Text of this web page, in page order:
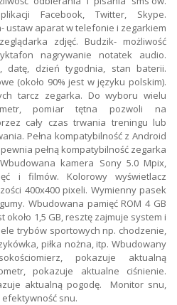
Facebook, Twitter, Skype.
ustaw aparat w telefonie i zegarkiem
zdjęć. Budzik- możliwość
nagrywanie notatek audio.
datę, dzień tygodnia, stan baterii.
(około 90% jest w języku polskim).
tarcz zegarka. Do wyboru wielu
pomiar tętna pozwoli na
cały czas trwania treningu lub
Pełna kompatybilność z Android
pełną kompatybilność zegarka
kamera Sony 5.0 Mpix,
i filmów. Kolorowy wyświetlacz
400x400 pixeli. Wymienny pasek
Wbudowana pamięć ROM 4 GB
1,5 GB, resztę zajmuje system i
trybów sportowych np. chodzenie,
piłka nożna, itp. Wbudowany
pokazuje aktualną
pokazuje aktualne ciśnienie.
aktualną pogodę. Monitor snu,
snu.